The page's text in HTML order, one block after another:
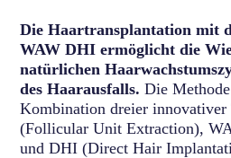
Die Haartransplantation mit
WAW DHI ermöglicht die
natürlichen
des Haarausfalls. Die
Kombination dreier innovativer
(Follicular Unit Extraction),
und DHI (Direct Hair